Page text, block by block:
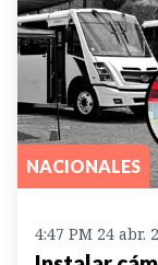
NACIONALES
4:47 PM 24 abr.